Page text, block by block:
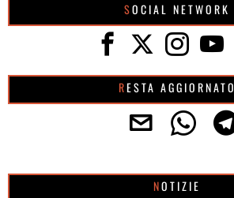
SOCIAL NETWORK
RESTA AGGIORNATO
NOTIZIE